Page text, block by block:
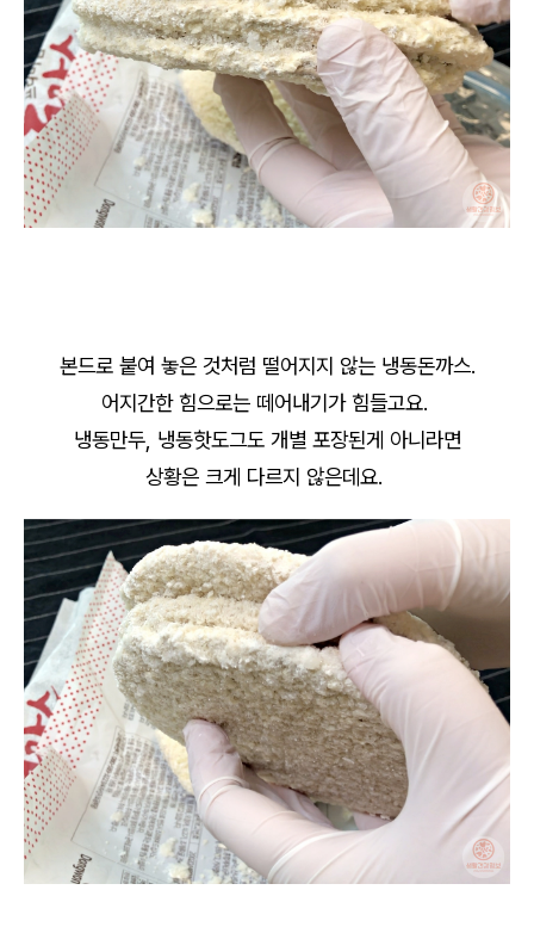
본드로 붙여 놓은 것처럼 떨어지지 않는 냉동돈까스.
어지간한 힘으로는 떼어내기가 힘들고요.
냉동만두, 냉동핫도그도 개별 포장된게 아니라면
상황은 크게 다르지 않은데요.